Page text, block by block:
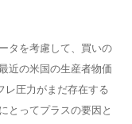
タを考慮して、買いの
近の米国の生産者物価
レ圧力がまだ存在する
とってプラスの要因と